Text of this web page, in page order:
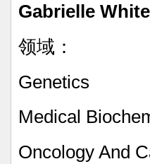
Gabrielle White
领域：
Genetics
Medical
Oncology And